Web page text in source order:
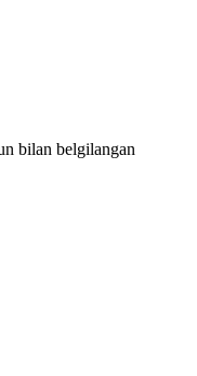
bilan belgilangan